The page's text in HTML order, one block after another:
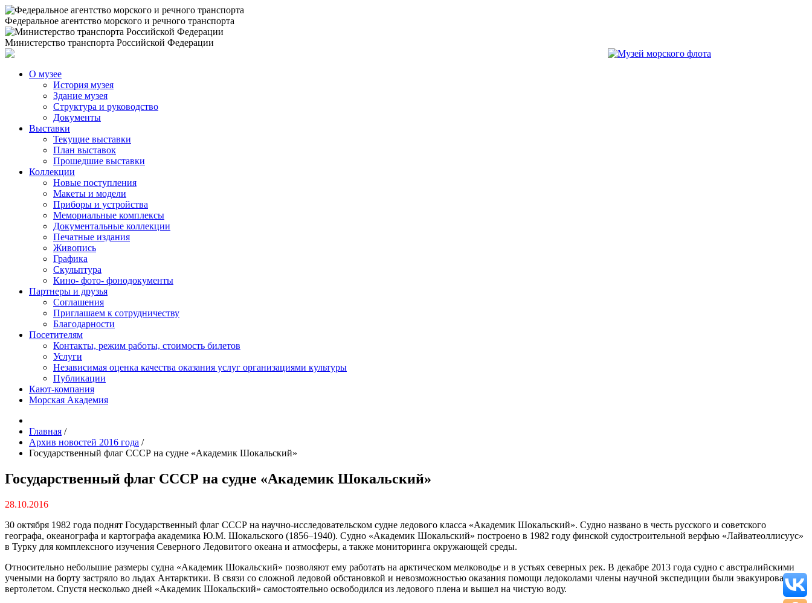
Федеральное агентство морского и речного транспорта
Министерство транспорта Российской Федерации
О музее
История музея
Здание музея
Структура и руководство
Документы
Выставки
Текущие выставки
План выставок
Прошедшие выставки
Коллекции
Новые поступления
Макеты и модели
Приборы и устройства
Мемориальные комплексы
Документальные коллекции
Печатные издания
Живопись
Графика
Скульптура
Кино- фото- фонодокументы
Партнеры и друзья
Соглашения
Приглашаем к сотрудничеству
Благодарности
Посетителям
Контакты, режим работы, стоимость билетов
Услуги
Независимая оценка качества оказания услуг организациями культуры
Публикации
Кают-компания
Морская Академия
Главная /
Архив новостей 2016 года /
Государственный флаг СССР на судне «Академик Шокальский»
Государственный флаг СССР на судне «Академик Шокальский»
28.10.2016
30 октября 1982 года поднят Государственный флаг СССР на научно-исследовательском судне ледового класса «Академик Шокальский». Судно названо в честь русского и советского
географа, океанографа и картографа академика Ю.М. Шокальского (1856–1940). Судно «Академик Шокальский» построено в 1982 году финской судостроительной верфью «Лайватеоллисуус»
в Турку для комплексного изучения Северного Ледовитого океана и атмосферы, а также мониторинга окружающей среды.
Относительно небольшие размеры судна «Академик Шокальский» позволяют ему работать на арктическом мелководье и в устьях северных рек. В декабре 2013 года судно с австралийскими
учеными на борту застряло во льдах Антарктики. В связи со сложной ледовой обстановкой и невозможностью оказания помощи ледоколами члены научной экспедиции были эвакуированы
вертолетом. Спустя несколько дней «Академик Шокальский» самостоятельно освободился из ледового плена и вышел на чистую воду.